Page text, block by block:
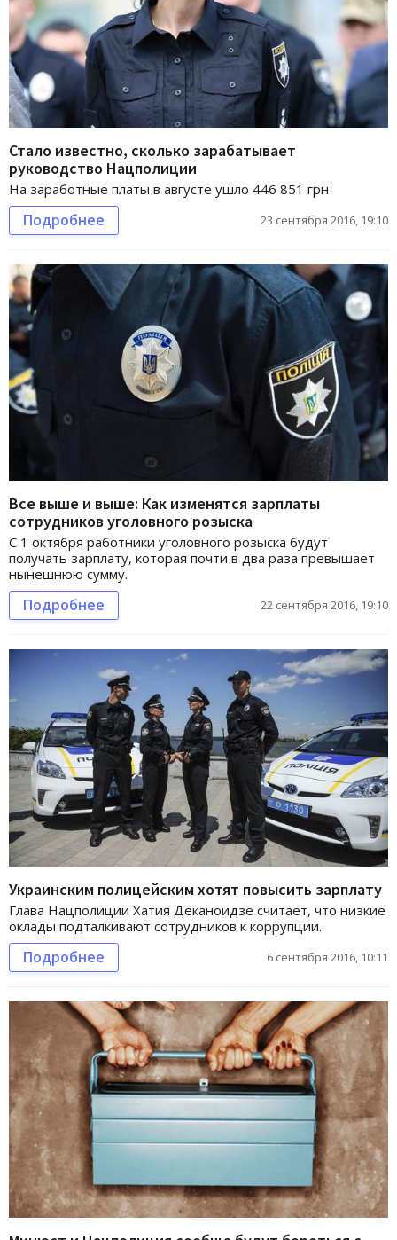
Стало известно, сколько зарабатывает
руководство Нацполиции
На заработные платы в августе ушло 446 851 грн
Подробнее 23 сентября 2016, 19:10
Все выше и выше: Как изменятся зарплаты
сотрудников уголовного розыска
С 1 октября работники уголовного розыска будут
получать зарплату, которая почти в два раза превышает
нынешнюю сумму.
Подробнее 22 сентября 2016, 19:10
Украинским полицейским хотят повысить зарплату
Глава Нацполиции Хатия Деканоидзе считает, что низкие
оклады подталкивают сотрудников к коррупции.
Подробнее 6 сентября 2016, 10:11